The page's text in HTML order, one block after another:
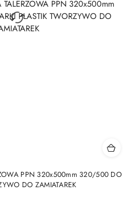
PPN 320x500mm 320/500 DO
DO ZAMIATAREK